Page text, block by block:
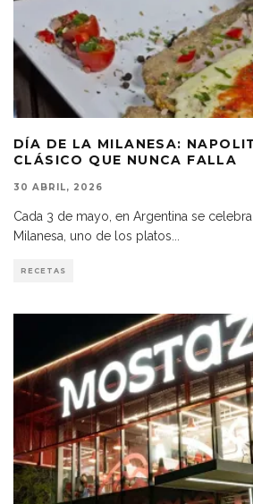
DÍA DE LA MILANESA:
CLÁSICO QUE NUNCA FALLA
30 ABRIL, 2026
Cada 3 de mayo, en Argentina se
Milanesa, uno de los platos
RECETAS